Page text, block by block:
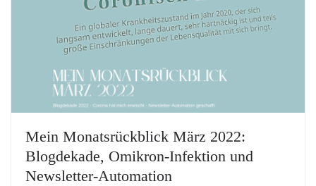
Mein Monatsrückblick März 2022:
Blogdekade, Omikron-Infektion und
Newsletter-Automation